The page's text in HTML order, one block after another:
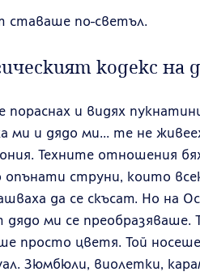
ставаше по-светъл.
кодекс на
пораснах и видях
ми и дядо ми... те не
Техните отношения
опънати струни, които
да се скъсат. Но на
ми се преобразяваше.
просто цветя. Той носеше
Зюмбюли, виолетки,